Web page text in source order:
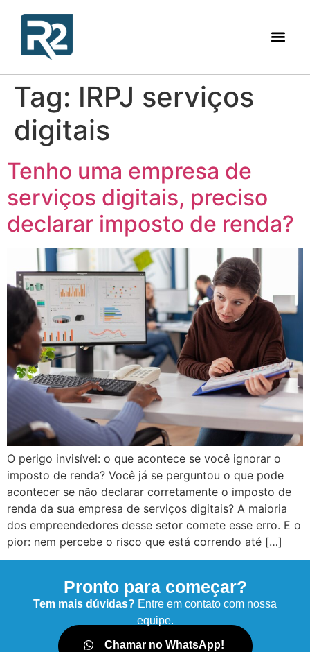
Tag: IRPJ serviços
digitais
Tenho uma empresa de
serviços digitais, preciso
declarar imposto de renda?
O perigo invisível: o que acontece se você ignorar o
imposto de renda? Você já se perguntou o que pode
acontecer se não declarar corretamente o imposto de
renda da sua empresa de serviços digitais? A maioria
dos empreendedores desse setor comete esse erro. E o
pior: nem percebe o risco que está correndo até […]
Pronto para começar?
Tem mais dúvidas? Entre em contato com nossa
equipe.
Chamar no WhatsApp!